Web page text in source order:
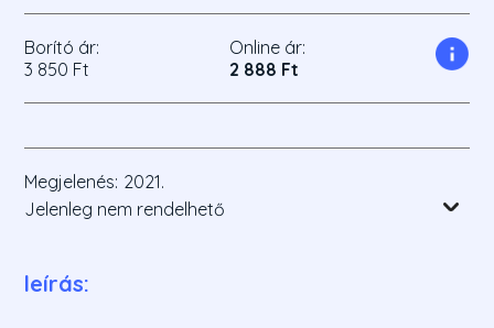
Borító ár:
3 850 Ft
Online ár:
2 888 Ft
Megjelenés: 2021.
Jelenleg nem rendelhető
leírás: